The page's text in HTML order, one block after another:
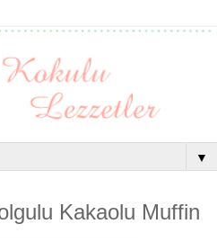
▼
Kakaolu Muffin